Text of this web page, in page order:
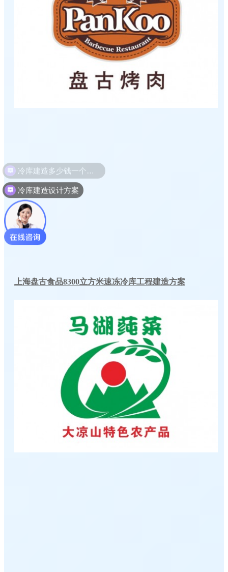
上海盘古食品8300立方米速冻冷库工程建造方案
冷库建造设计方案